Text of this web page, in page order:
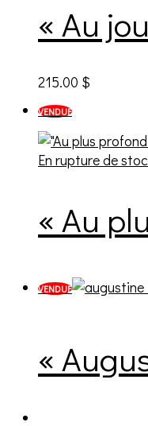
« Au
215.00 $
VENDUE
En rupture de
« Au
VENDUE
«